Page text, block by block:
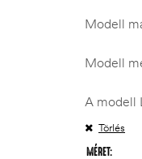
Modell
Modell
A modell
MÉRET
Törlés